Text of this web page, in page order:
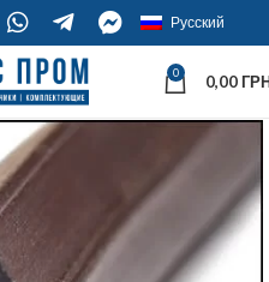
Русский
0 0,00